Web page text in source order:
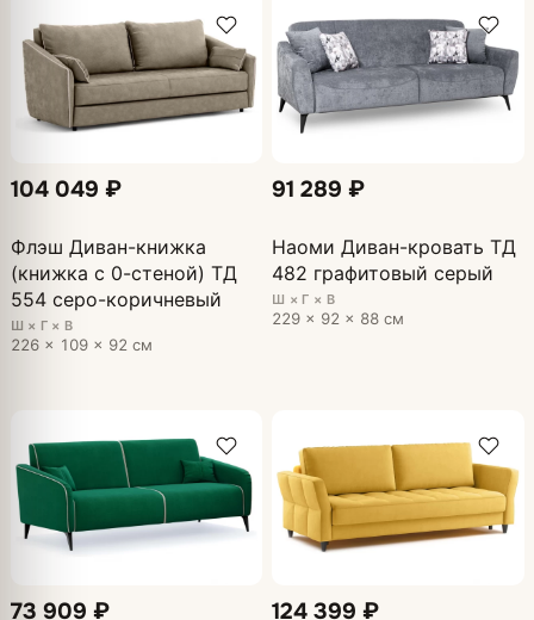
104 049 ₽
Флэш Диван-книжка
(книжка с 0-стеной) ТД
554 серо-коричневый
Ш × Г × В
226 × 109 × 92 см
91 289 ₽
Наоми Диван-кровать ТД
482 графитовый серый
Ш × Г × В
229 × 92 × 88 см
73 909 ₽ 124 399 ₽